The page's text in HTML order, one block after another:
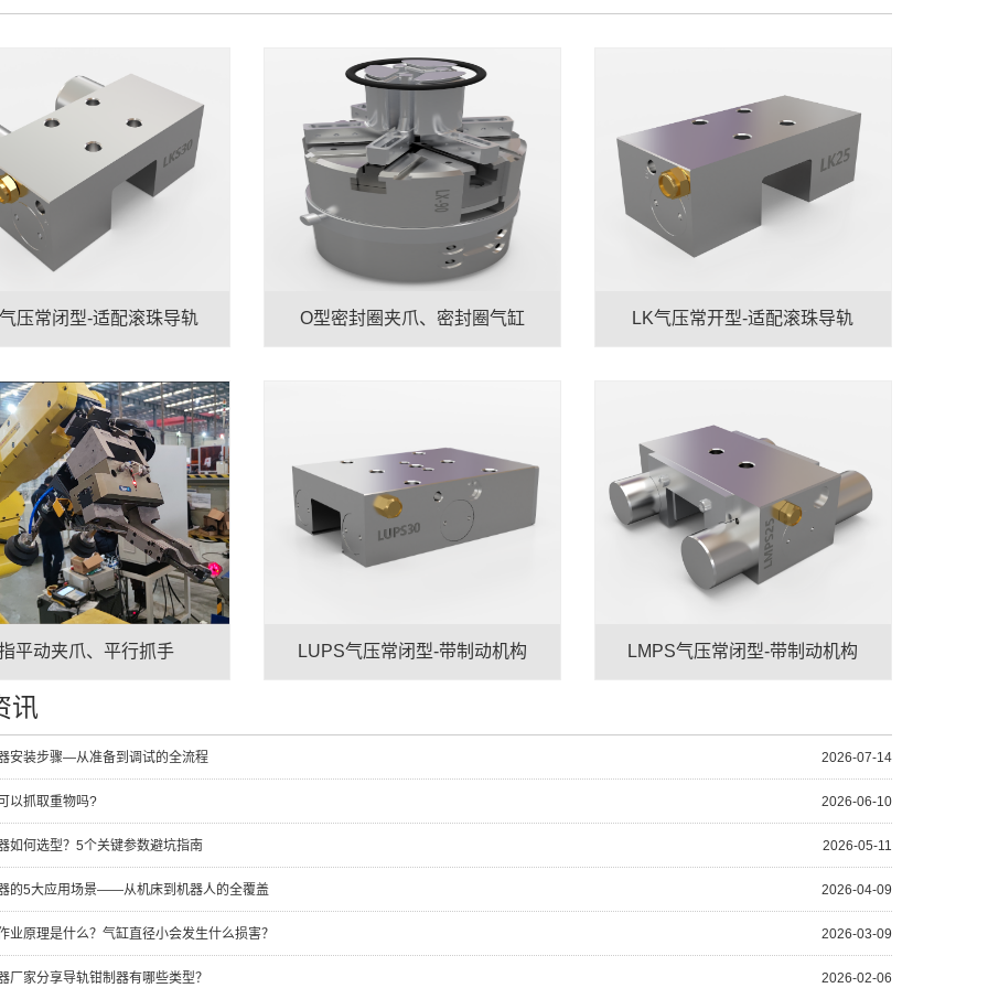
压常闭型-适配滚珠导轨 O型密封圈夹爪、密封圈气缸 LK气压常开型-适配滚珠导轨
平动夹爪、平行抓手 LUPS气压常闭型-带制动机构 LMPS气压常闭型-带制动机构
讯
安装步骤—从准备到调试的全流程 2026-07-14
以抓取重物吗? 2026-06-10
如何选型？5个关键参数避坑指南 2026-05-11
的5大应用场景——从机床到机器人的全覆盖 2026-04-09
业原理是什么？气缸直径小会发生什么损害？ 2026-03-09
厂家分享导轨钳制器有哪些类型？ 2026-02-06